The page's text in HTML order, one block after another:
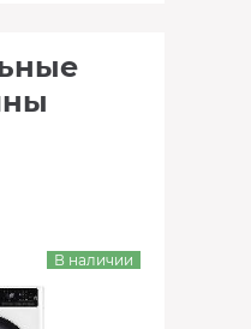
В наличии